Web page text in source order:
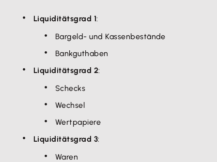
Liquiditätsgrad 1:
Bargeld- und Kassenbestände
Bankguthaben
Liquiditätsgrad 2:
Schecks
Wechsel
Wertpapiere
Liquiditätsgrad 3:
Waren